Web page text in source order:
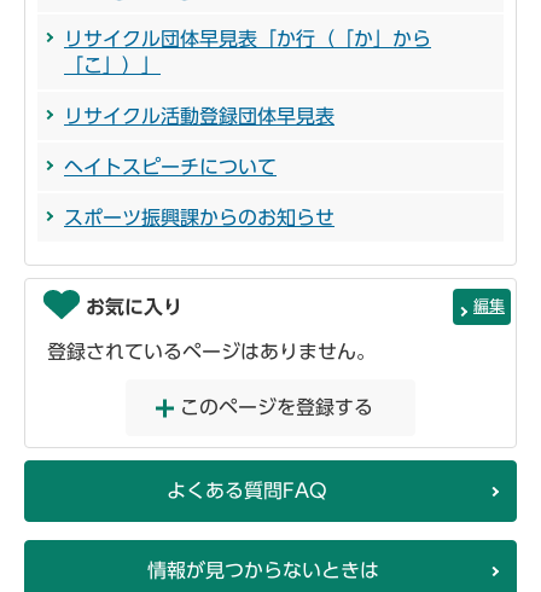
リサイクル団体早見表「か行（「か」から
「こ」）」
リサイクル活動登録団体早見表
ヘイトスピーチについて
スポーツ振興課からのお知らせ
お気に入り 編集
登録されているページはありません。
このページを登録する
よくある質問FAQ
情報が見つからないときは